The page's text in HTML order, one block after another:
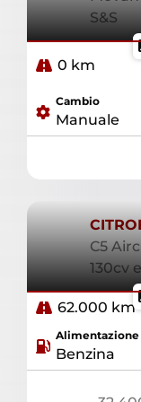
S&S
0 km
Cambio
Manuale
C5
130cv
62.000 km
Alimentazione
Benzina